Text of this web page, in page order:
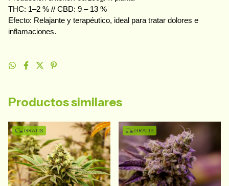
THC: 1–2 % // CBD: 9 – 13 %
Efecto: Relajante y terapéutico, ideal para tratar dolores e
inflamaciones.
Productos similares
GRATIS GRATIS